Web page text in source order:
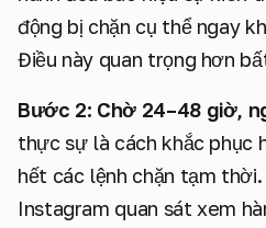
động bị chặn cụ thể ngay
Điều này quan trọng hơn
Bước 2: Chờ 24–48 giờ,
thực sự là cách khắc phục
hết các lệnh chặn tạm
Instagram quan sát xem